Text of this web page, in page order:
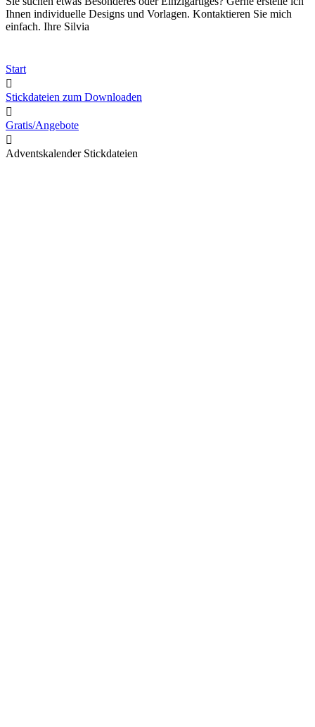
Ihnen individuelle Designs und Vorlagen. Kontaktieren Sie mich
einfach. Ihre Silvia
Start
Stickdateien zum Downloaden
Gratis/Angebote
Adventskalender Stickdateien